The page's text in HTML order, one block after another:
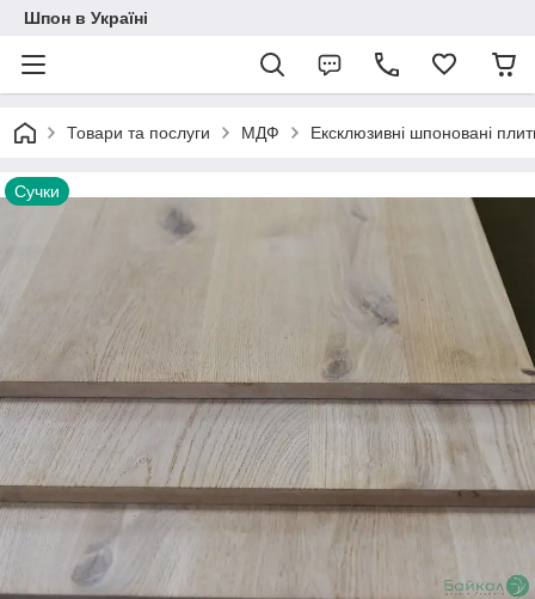
Шпон в Україні
Товари та послуги МДФ Ексклюзивні шпоновані
Сучки